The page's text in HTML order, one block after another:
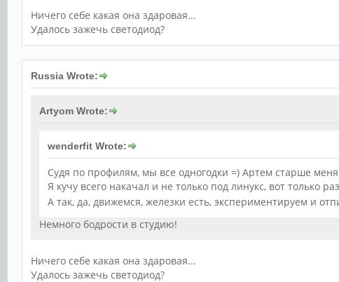
Ничего себе какая она здаровая...
Удалось зажечь светодиод?
Russia Wrote:
Artyom Wrote:
wenderfit Wrote:
Судя по профилям, мы все одногодки =) Артем старше
Я кучу всего накачал и не только под линукс, вот только
А так, да, движемся, железки есть, экспериментируем и
Немного бодрости в студию!
Ничего себе какая она здаровая...
Удалось зажечь светодиод?